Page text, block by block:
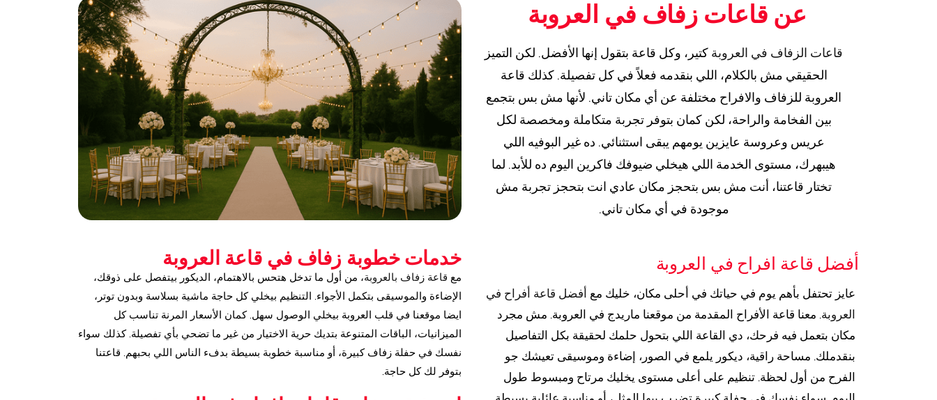
عن قاعات زفاف في العروبة
قاعات الزفاف في العروبة كتير، وكل قاعة بتقول إنها الأفضل. لكن التميز
الحقيقي مش بالكلام، اللي بنقدمه فعلاً في كل تفصيلة. كذلك قاعة
العروبة للزفاف والافراح مختلفة عن أي مكان تاني. لأنها مش بس بتجمع
بين الفخامة والراحة، لكن كمان بتوفر تجربة متكاملة ومخصصة لكل
عريس وعروسة عايزين يومهم يبقى استثنائي. ده غير البوفيه اللي
هيبهرك، مستوى الخدمة اللي هيخلي ضيوفك فاكرين اليوم ده للأبد. لما
تختار قاعتنا، أنت مش بس بتحجز مكان عادي انت بتحجز تجربة مش
موجودة في أي مكان تاني.
أفضل قاعة افراح في العروبة
عايز تحتفل بأهم يوم في حياتك في أحلى مكان، خليك مع أفضل قاعة أفراح في
العروبة. معنا قاعة الأفراح المقدمة من موقعنا ماريدج في العروبة. مش مجرد
مكان بتعمل فيه فرحك، دي القاعة اللي بتحول حلمك لحقيقة بكل التفاصيل
بنقدملك. مساحة راقية، ديكور يلمع في الصور، إضاءة وموسيقى تعيشك جو
الفرح من أول لحظة. تنظيم على أعلى مستوى يخليك مرتاح ومبسوط طول
خدمات خطوبة زفاف في قاعة العروبة
مع قاعة زفاف بالعروبة، من أول ما تدخل هتحس بالاهتمام، الديكور بيتفصل على ذوقك،
الإضاءة والموسيقى بتكمل الأجواء. التنظيم بيخلي كل حاجة ماشية بسلاسة وبدون توتر،
ايضا موقعنا في قلب العروبة بيخلي الوصول سهل. كمان الأسعار المرنة تناسب كل
الميزانيات، الباقات المتنوعة بتديك حرية الاختيار من غير ما تضحي بأي تفصيلة. كذلك سواء
نفسك في حفلة زفاف كبيرة، أو مناسبة خطوبة بسيطة بدفء الناس اللي بحبهم. قاعتنا
بتوفر لك كل حاجة.